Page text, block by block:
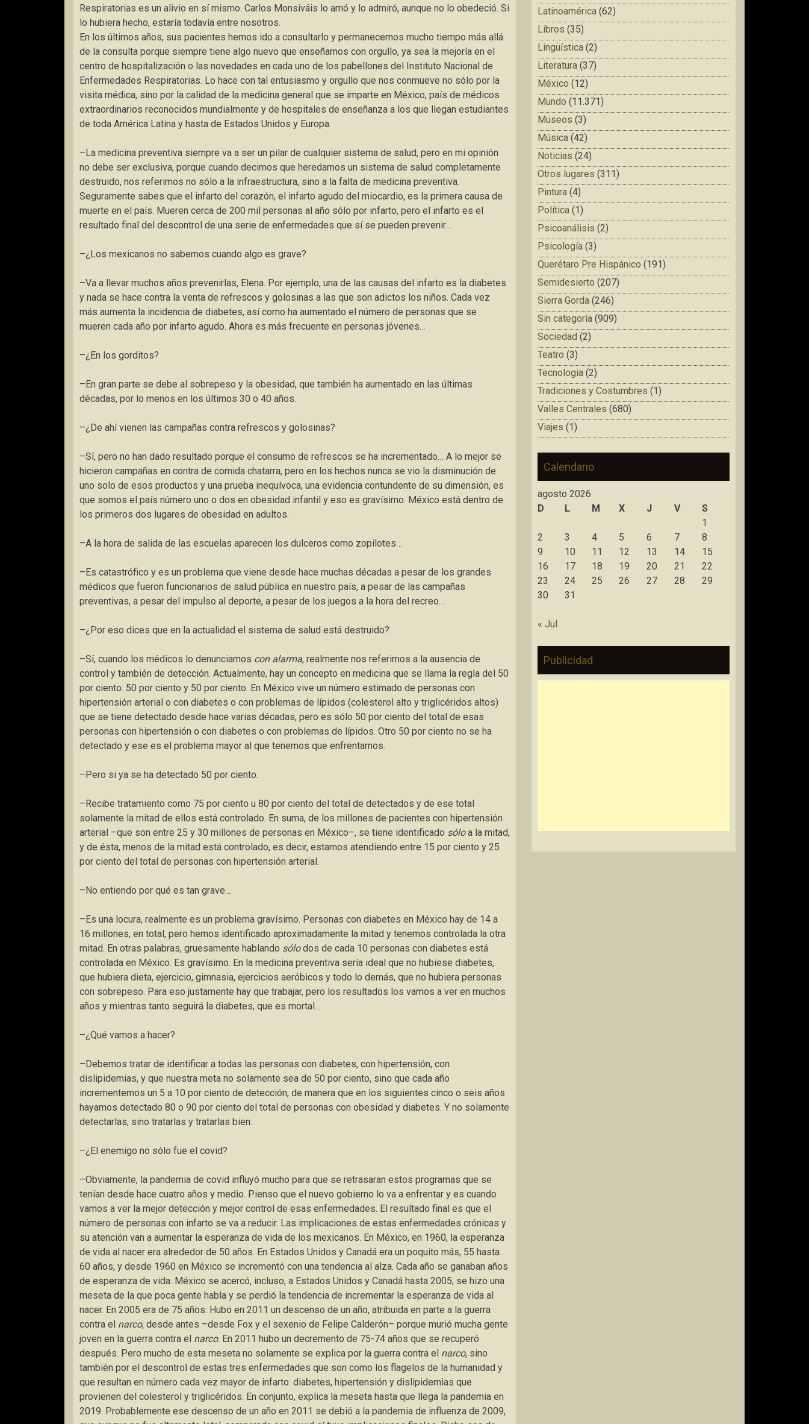
Respiratorias es un alivio en sí mismo. Carlos Monsiváis lo amó y lo admiró, aunque no lo obedeció. Si
lo hubiera hecho, estaría todavía entre nosotros.
En los últimos años, sus pacientes hemos ido a consultarlo y permanecemos mucho tiempo más allá
de la consulta porque siempre tiene algo nuevo que enseñarnos con orgullo, ya sea la mejoría en el
centro de hospitalización o las novedades en cada uno de los pabellones del Instituto Nacional de
Enfermedades Respiratorias. Lo hace con tal entusiasmo y orgullo que nos conmueve no sólo por la
visita médica, sino por la calidad de la medicina general que se imparte en México, país de médicos
extraordinarios reconocidos mundialmente y de hospitales de enseñanza a los que llegan estudiantes
de toda América Latina y hasta de Estados Unidos y Europa.
–La medicina preventiva siempre va a ser un pilar de cualquier sistema de salud, pero en mi opinión
no debe ser exclusiva, porque cuando decimos que heredamos un sistema de salud completamente
destruido, nos referimos no sólo a la infraestructura, sino a la falta de medicina preventiva.
Seguramente sabes que el infarto del corazón, el infarto agudo del miocardio, es la primera causa de
muerte en el país. Mueren cerca de 200 mil personas al año sólo por infarto, pero el infarto es el
resultado final del descontrol de una serie de enfermedades que sí se pueden prevenir…
–¿Los mexicanos no sabemos cuando algo es grave?
–Va a llevar muchos años prevenirlas, Elena. Por ejemplo, una de las causas del infarto es la diabetes
y nada se hace contra la venta de refrescos y golosinas a las que son adictos los niños. Cada vez
más aumenta la incidencia de diabetes, así como ha aumentado el número de personas que se
mueren cada año por infarto agudo. Ahora es más frecuente en personas jóvenes…
–¿En los gorditos?
–En gran parte se debe al sobrepeso y la obesidad, que también ha aumentado en las últimas
décadas, por lo menos en los últimos 30 o 40 años.
–¿De ahí vienen las campañas contra refrescos y golosinas?
–Sí, pero no han dado resultado porque el consumo de refrescos se ha incrementado… A lo mejor se
hicieron campañas en contra de comida chatarra, pero en los hechos nunca se vio la disminución de
uno solo de esos productos y una prueba inequívoca, una evidencia contundente de su dimensión, es
que somos el país número uno o dos en obesidad infantil y eso es gravísimo. México está dentro de
los primeros dos lugares de obesidad en adultos.
–A la hora de salida de las escuelas aparecen los dulceros como zopilotes…
–Es catastrófico y es un problema que viene desde hace muchas décadas a pesar de los grandes
médicos que fueron funcionarios de salud pública en nuestro país, a pesar de las campañas
preventivas, a pesar del impulso al deporte, a pesar de los juegos a la hora del recreo…
–¿Por eso dices que en la actualidad el sistema de salud está destruido?
–Sí, cuando los médicos lo denunciamos con alarma, realmente nos referimos a la ausencia de
control y también de detección. Actualmente, hay un concepto en medicina que se llama la regla del 50
por ciento: 50 por ciento y 50 por ciento. En México vive un número estimado de personas con
hipertensión arterial o con diabetes o con problemas de lípidos (colesterol alto y triglicéridos altos)
que se tiene detectado desde hace varias décadas, pero es sólo 50 por ciento del total de esas
personas con hipertensión o con diabetes o con problemas de lípidos. Otro 50 por ciento no se ha
detectado y ese es el problema mayor al que tenemos que enfrentarnos.
–Pero si ya se ha detectado 50 por ciento.
–Recibe tratamiento como 75 por ciento u 80 por ciento del total de detectados y de ese total
solamente la mitad de ellos está controlado. En suma, de los millones de pacientes con hipertensión
arterial –que son entre 25 y 30 millones de personas en México–, se tiene identificado sóloa la mitad,
y de ésta, menos de la mitad está controlado, es decir, estamos atendiendo entre 15 por ciento y 25
por ciento del total de personas con hipertensión arterial.
–No entiendo por qué es tan grave…
–Es una locura, realmente es un problema gravísimo. Personas con diabetes en México hay de 14 a
16 millones, en total, pero hemos identificado aproximadamente la mitad y tenemos controlada la otra
mitad. En otras palabras, gruesamente hablando sólodos de cada 10 personas con diabetes está
controlada en México. Es gravísimo. En la medicina preventiva sería ideal que no hubiese diabetes,
que hubiera dieta, ejercicio, gimnasia, ejercicios aeróbicos y todo lo demás, que no hubiera personas
con sobrepeso. Para eso justamente hay que trabajar, pero los resultados los vamos a ver en muchos
años y mientras tanto seguirá la diabetes, que es mortal…
–¿Qué vamos a hacer?
–Debemos tratar de identificar a todas las personas con diabetes, con hipertensión, con
dislipidemias, y que nuestra meta no solamente sea de 50 por ciento, sino que cada año
incrementemos un 5 a 10 por ciento de detección, de manera que en los siguientes cinco o seis años
hayamos detectado 80 o 90 por ciento del total de personas con obesidad y diabetes. Y no solamente
detectarlas, sino tratarlas y tratarlas bien.
–¿El enemigo no sólo fue el covid?
–Obviamente, la pandemia de covid influyó mucho para que se retrasaran estos programas que se
tenían desde hace cuatro años y medio. Pienso que el nuevo gobierno lo va a enfrentar y es cuando
vamos a ver la mejor detección y mejor control de esas enfermedades. El resultado final es que el
número de personas con infarto se va a reducir. Las implicaciones de estas enfermedades crónicas y
su atención van a aumentar la esperanza de vida de los mexicanos. En México, en 1960, la esperanza
de vida al nacer era alrededor de 50 años. En Estados Unidos y Canadá era un poquito más, 55 hasta
60 años, y desde 1960 en México se incrementó con una tendencia al alza. Cada año se ganaban años
de esperanza de vida. México se acercó, incluso, a Estados Unidos y Canadá hasta 2005; se hizo una
meseta de la que poca gente habla y se perdió la tendencia de incrementar la esperanza de vida al
nacer. En 2005 era de 75 años. Hubo en 2011 un descenso de un año, atribuida en parte a la guerra
contra el narco, desde antes –desde Fox y el sexenio de Felipe Calderón– porque murió mucha gente
joven en la guerra contra el narco. En 2011 hubo un decremento de 75-74 años que se recuperó
después. Pero mucho de esta meseta no solamente se explica por la guerra contra el narco, sino
también por el descontrol de estas tres enfermedades que son como los flagelos de la humanidad y
que resultan en número cada vez mayor de infarto: diabetes, hipertensión y dislipidemias que
provienen del colesterol y triglicéridos. En conjunto, explica la meseta hasta que llega la pandemia en
2019. Probablemente ese descenso de un año en 2011 se debió a la pandemia de influenza de 2009,
Latinoamérica (62)
Libros (35)
Lingüística (2)
Literatura (37)
México (12)
Mundo (11.371)
Museos (3)
Música (42)
Noticias (24)
Otros lugares (311)
Pintura (4)
Política (1)
Psicoanálisis (2)
Psicología (3)
Querétaro Pre Hispánico (191)
Semidesierto (207)
Sierra Gorda (246)
Sin categoría (909)
Sociedad (2)
Teatro (3)
Tecnología (2)
Tradiciones y Costumbres (1)
Valles Centrales (680)
Viajes (1)
Calendario
agosto 2026
D
L M X J V
S
1
2
3 4 5 6 7
8
9
10 11 12 13 14
15
16
17 18 19 20 21
22
23
24 25 26 27 28
29
30
31
« Jul
Publicidad